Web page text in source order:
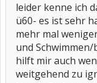
leider kenne ich
ü60- es ist sehr
mehr mal
und
hilft mir auch
weitgehend zu